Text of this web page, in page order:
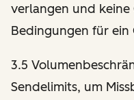
verlangen und
Bedingungen für
3.5
Sendelimits, um